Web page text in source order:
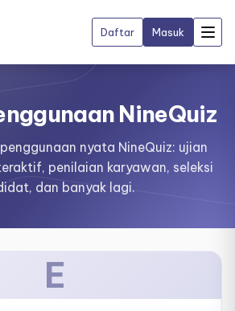
Daftar Masuk
NineQuiz
nyata NineQuiz: ujian
penilaian karyawan, seleksi
dan banyak lagi.
E